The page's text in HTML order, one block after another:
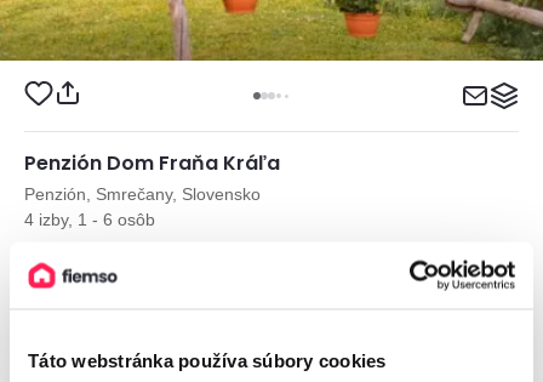
Táto webstránka používa súbory cookies
Penzión Dom Fraňa Kráľa
Penzión, Smrečany, Slovensko
4 izby, 1 - 6 osôb